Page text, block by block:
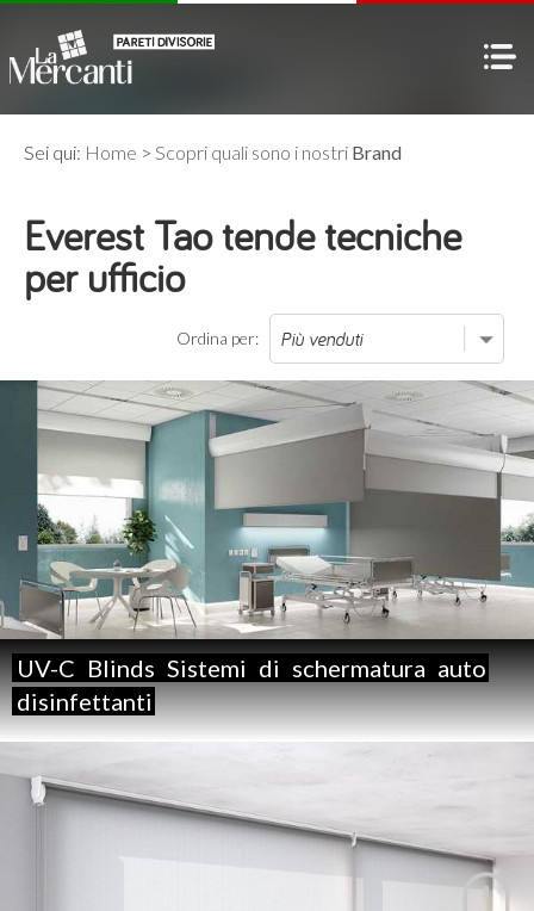
Sei qui: Home > Scopri quali sono i nostri Brand
Everest Tao tende tecniche
per ufficio
Ordina per:
UV-C Blinds Sistemi di schermatura auto
disinfettanti